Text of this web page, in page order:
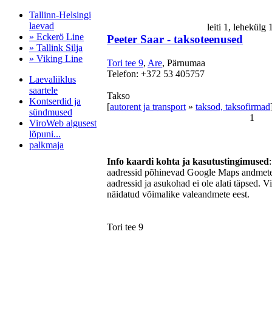
Tallinn-Helsingi
laevad
» Eckerö Line
» Tallink Silja
» Viking Line
Laevaliiklus
saartele
Kontserdid ja
sündmused
ViroWeb algusest
lõpuni...
palkmaja
leiti 1,
Peeter Saar - taksoteenused
Tori tee 9, Are, Pärnumaa
Telefon: +372 53 405757
Takso
[autorent ja transport » taksod, taksofirmad
1
Info kaardi kohta ja kasutustingimused
aadressid põhinevad Google Maps
aadressid ja asukohad ei ole alati täpsed.
näidatud võimalike valeandmete eest.
Tori tee 9